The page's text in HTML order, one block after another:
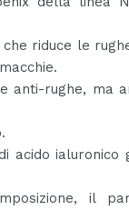
riduce le
anti-rughe, ma
acido ialuronico
il